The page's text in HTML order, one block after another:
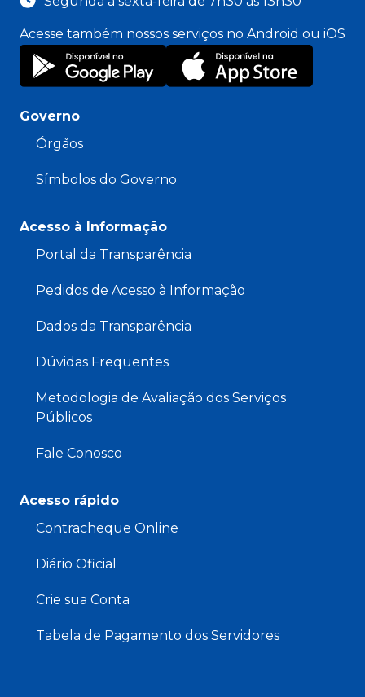
Acesse também nossos serviços no Android ou iOS
Governo
Órgãos
Símbolos do Governo
Acesso à Informação
Portal da Transparência
Pedidos de Acesso à Informação
Dados da Transparência
Dúvidas Frequentes
Metodologia de Avaliação dos Serviços
Públicos
Fale Conosco
Acesso rápido
Contracheque Online
Diário Oficial
Crie sua Conta
Tabela de Pagamento dos Servidores